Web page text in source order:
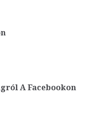
A Facebookon